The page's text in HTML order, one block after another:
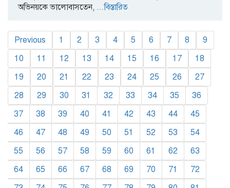
অভিনয়কে ভালোবাসতেন, ...বিস্তারিত
Previous 1 2 3 4 5 6 7 8
9
10
11 12 13 14 15 16 17
18
19
20 21 22 23 24 25 26
27
28
29 30 31 32 33 34 35
36
37
38 39 40 41 42 43 44
45
46
47 48 49 50 51 52 53
54
55
56 57 58 59 60 61 62
63
64
65 66 67 68 69 70 71
72